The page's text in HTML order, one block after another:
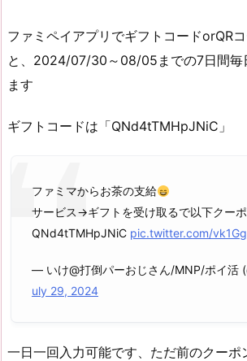
ファミペイアプリでギフトコードorQR
と、2024/07/30～08/05までの7日間毎
ます
ギフトコードは「QNd4tTMHpJNiC」
ファミマからお茶の支給
サービス→ギフトを受け取るで以下クー
QNd4tTMHpJNiC pic.twitter.com/
— いけ@打倒パーおじさん/MNP/ポイ活
uly 29, 2024
一日一回入力可能です、ただ前のクーポ